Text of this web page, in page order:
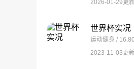
2026-01-29更
世界杯实况
运动健身 /
2023-11-03更